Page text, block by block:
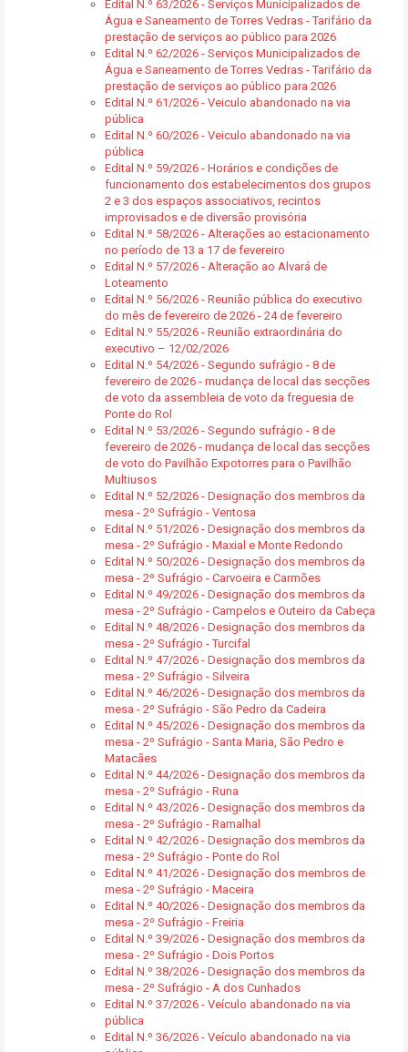
Edital N.º 63/2026 - Serviços Municipalizados de
Água e Saneamento de Torres Vedras - Tarifário da
prestação de serviços ao público para 2026
Edital N.º 62/2026 - Serviços Municipalizados de
Água e Saneamento de Torres Vedras - Tarifário da
prestação de serviços ao público para 2026
Edital N.º 61/2026 - Veiculo abandonado na via
pública
Edital N.º 60/2026 - Veiculo abandonado na via
pública
Edital N.º 59/2026 - Horários e condições de
funcionamento dos estabelecimentos dos grupos
2 e 3 dos espaços associativos, recintos
improvisados e de diversão provisória
Edital N.º 58/2026 - Alterações ao estacionamento
no período de 13 a 17 de fevereiro
Edital N.º 57/2026 - Alteração ao Alvará de
Loteamento
Edital N.º 56/2026 - Reunião pública do executivo
do mês de fevereiro de 2026 - 24 de fevereiro
Edital N.º 55/2026 - Reunião extraordinária do
executivo – 12/02/2026
Edital N.º 54/2026 - Segundo sufrágio - 8 de
fevereiro de 2026 - mudança de local das secções
de voto da assembleia de voto da freguesia de
Ponte do Rol
Edital N.º 53/2026 - Segundo sufrágio - 8 de
fevereiro de 2026 - mudança de local das secções
de voto do Pavilhão Expotorres para o Pavilhão
Multiusos
Edital N.º 52/2026 - Designação dos membros da
mesa - 2º Sufrágio - Ventosa
Edital N.º 51/2026 - Designação dos membros da
mesa - 2º Sufrágio - Maxial e Monte Redondo
Edital N.º 50/2026 - Designação dos membros da
mesa - 2º Sufrágio - Carvoeira e Carmões
Edital N.º 49/2026 - Designação dos membros da
mesa - 2º Sufrágio - Campelos e Outeiro da Cabeça
Edital N.º 48/2026 - Designação dos membros da
mesa - 2º Sufrágio - Turcifal
Edital N.º 47/2026 - Designação dos membros da
mesa - 2º Sufrágio - Silveira
Edital N.º 46/2026 - Designação dos membros da
mesa - 2º Sufrágio - São Pedro da Cadeira
Edital N.º 45/2026 - Designação dos membros da
mesa - 2º Sufrágio - Santa Maria, São Pedro e
Matacães
Edital N.º 44/2026 - Designação dos membros da
mesa - 2º Sufrágio - Runa
Edital N.º 43/2026 - Designação dos membros da
mesa - 2º Sufrágio - Ramalhal
Edital N.º 42/2026 - Designação dos membros da
mesa - 2º Sufrágio - Ponte do Rol
Edital N.º 41/2026 - Designação dos membros de
mesa - 2º Sufrágio - Maceira
Edital N.º 40/2026 - Designação dos membros da
mesa - 2º Sufrágio - Freiria
Edital N.º 39/2026 - Designação dos membros da
mesa - 2º Sufrágio - Dois Portos
Edital N.º 38/2026 - Designação dos membros da
mesa - 2º Sufrágio - A dos Cunhados
Edital N.º 37/2026 - Veículo abandonado na via
pública
Edital N.º 36/2026 - Veículo abandonado na via